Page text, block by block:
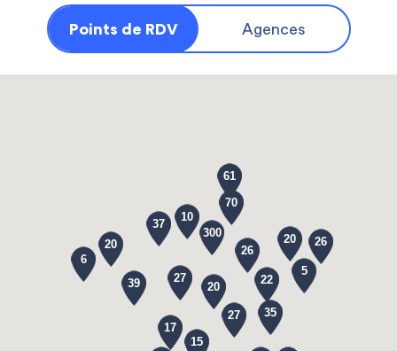
Points de RDV Agences
35
70
27
26
37
17
20
15
22
300
20
6
27
39
20
61
26
10
5